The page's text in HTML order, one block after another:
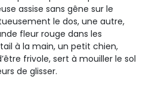
assise sans gêne sur le
le dos, une autre,
fleur rouge dans les
à la main, un petit chien,
frivole, sert à mouiller le sol
de glisser.